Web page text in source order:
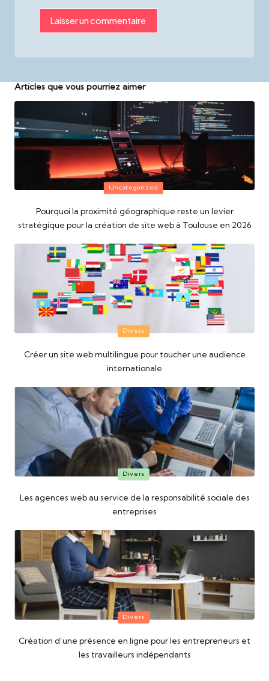
Articles que vous pourriez aimer
Posted
Uncategorized
Pourquoi la proximité géographique reste un levier
stratégique pour la création de site web à Toulouse en 2026
Posted
Divers
Créer un site web multilingue pour toucher une audience
internationale
Posted
Divers
Les agences web au service de la responsabilité sociale des
entreprises
Posted
Divers
Création d’une présence en ligne pour les entrepreneurs et
les travailleurs indépendants